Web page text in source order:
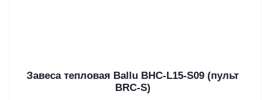
Завеса тепловая Ballu BHC-L15-S09 (пульт
BRC-S)